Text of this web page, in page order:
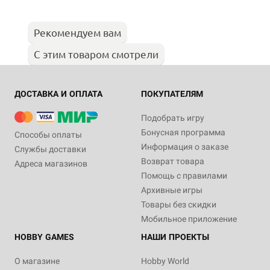
Рекомендуем вам
С этим товаром смотрели
ДОСТАВКА И ОПЛАТА
Способы оплаты
Службы доставки
Адреса магазинов
ПОКУПАТЕЛЯМ
Подобрать игру
Бонусная программа
Информация о заказе
Возврат товара
Помощь с правилами
Архивные игры
Товары без скидки
Мобильное приложение
HOBBY GAMES
О магазине
НАШИ ПРОЕКТЫ
Hobby World